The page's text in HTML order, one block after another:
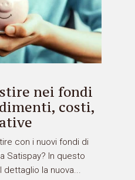
nei fondi
costi,
con i nuovi fondi di
Satispay? In questo
la nuova...